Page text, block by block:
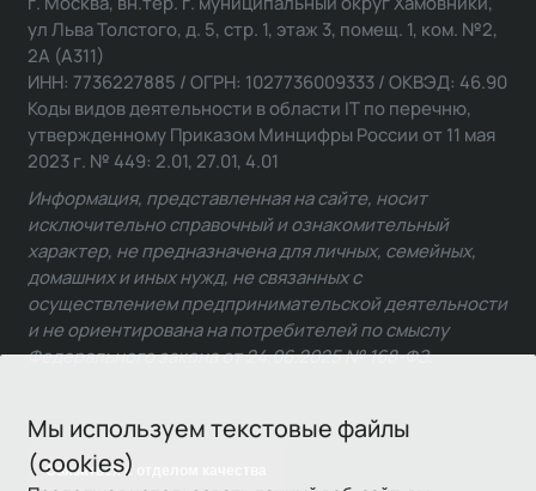
Мы используем текстовые файлы
(cookies)
Связаться с отделом качества
ул Льва Толстого, д. 5, стр. 1, этаж 3, помещ. 1, ком. №2,
2А (А311)
ИНН: 7736227885 / ОГРН: 1027736009333 / ОКВЭД: 46.90
Коды видов деятельности в области IT по перечню,
утвержденному Приказом Минцифры России от 11 мая
2023 г. № 449: 2.01, 27.01, 4.01
Информация, представленная на сайте, носит
исключительно справочный и ознакомительный
характер, не предназначена для личных, семейных,
домашних и иных нужд, не связанных с
осуществлением предпринимательской деятельности
и не ориентирована на потребителей по смыслу
Федерального закона от 24.06.2025 № 168-ФЗ.